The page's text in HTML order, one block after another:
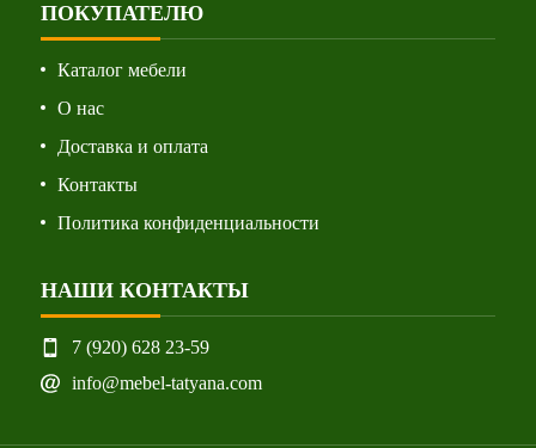
ПОКУПАТЕЛЮ
Каталог мебели
О нас
Доставка и оплата
Контакты
Политика конфиденциальности
НАШИ КОНТАКТЫ
7 (920) 628 23-59
info@mebel-tatyana.com